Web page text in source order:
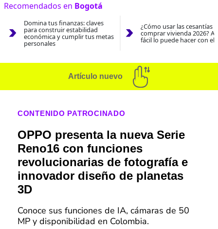
Recomendados en Bogotá
Domina tus finanzas: claves
para construir estabilidad
económica y cumplir tus metas
personales
¿Cómo usar las cesantías
comprar vivienda 2026?
fácil lo puede hacer con el
Artículo nuevo
CONTENIDO PATROCINADO
OPPO presenta la nueva Serie
Reno16 con funciones
revolucionarias de fotografía e
innovador diseño de planetas
3D
Conoce sus funciones de IA, cámaras de 50
MP y disponibilidad en Colombia.